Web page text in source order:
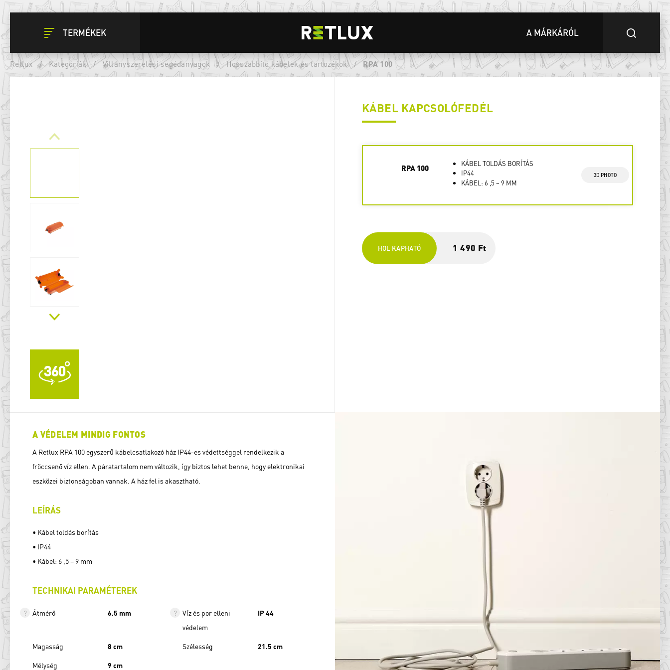
TERMÉKEK A MÁRKÁRÓL
Retlux / Kategóriák / Villanyszerelési segédanyagok / Hosszabbító kábelek és tartozékok / RPA 100
KÁBEL KAPCSOLÓFEDÉL
RPA 100
KÁBEL TOLDÁS BORÍTÁS
IP44
KÁBEL: 6 ,5 – 9 MM
3D PHOTO
HOL KAPHATÓ 1 490 Ft
A VÉDELEM MINDIG FONTOS
A Retlux RPA 100 egyszerű kábelcsatlakozó ház IP44-es védettséggel rendelkezik a
fröccsenő víz ellen. A páratartalom nem változik, így biztos lehet benne, hogy elektronikai
eszközei biztonságoban vannak. A ház fel is akasztható.
LEÍRÁS
• Kábel toldás borítás
• IP44
• Kábel: 6 ,5 – 9 mm
TECHNIKAI PARAMÉTEREK
Átmérő 6.5 mm
Víz és por elleni
védelem
IP 44
Magasság 8 cm Szélesség 21.5 cm
Mélység 9 cm